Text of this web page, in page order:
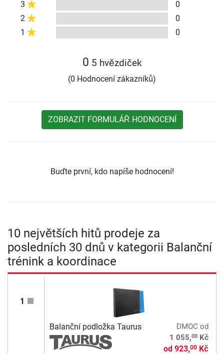
3
0
2
0
1
0
0 5 hvězdiček
(0 Hodnocení zákazníků)
ZOBRAZIT FORMULÁŘ HODNOCENÍ
Buďte první, kdo napíše hodnocení!
10 největších hitů prodeje za
posledních 30 dnů v kategorii Balanční
trénink a koordinace
1
Balanční podložka Taurus DMOC od
1 055,00Kč
od 923,00Kč